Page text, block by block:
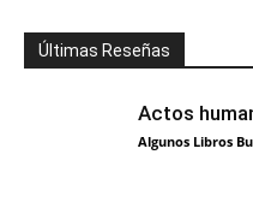
Últimas Reseñas
Actos
Algunos Libros